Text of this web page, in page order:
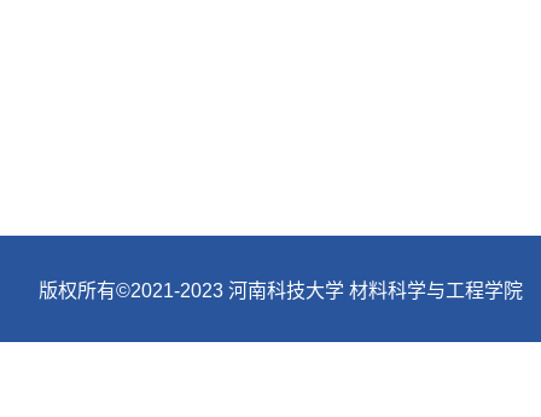
版权所有©2021-2023 河南科技大学 材料科学与工程学院